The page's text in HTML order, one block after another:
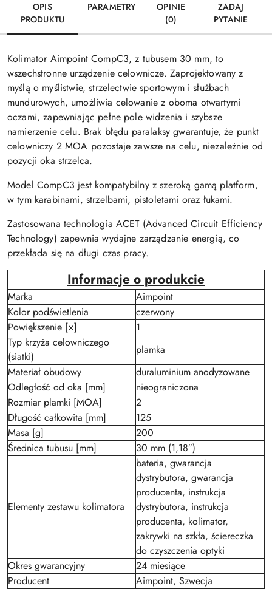
OPIS
PRODUKTU
PARAMETRY
OPINIE
(0)
ZADAJ
PYTANIE
Kolimator Aimpoint CompC3, z tubusem 30 mm, to
wszechstronne urządzenie celownicze. Zaprojektowany z
myślą o myślistwie, strzelectwie sportowym i służbach
mundurowych, umożliwia celowanie z oboma otwartymi
oczami, zapewniając pełne pole widzenia i szybsze
namierzenie celu. Brak błędu paralaksy gwarantuje, że punkt
celowniczy 2 MOA pozostaje zawsze na celu, niezależnie od
pozycji oka strzelca.
Model CompC3 jest kompatybilny z szeroką gamą platform,
w tym karabinami, strzelbami, pistoletami oraz łukami.
Zastosowana technologia ACET (Advanced Circuit Efficiency
Technology) zapewnia wydajne zarządzanie energią, co
przekłada się na długi czas pracy.
Informacje o produkcie
Marka
Aimpoint
Kolor podświetlenia
czerwony
Powiększenie [×]
1
Typ krzyża celowniczego
(siatki)
plamka
Materiał obudowy
duraluminium anodyzowane
Odległość od oka [mm]
nieograniczona
Rozmiar plamki [MOA]
2
Długość całkowita [mm]
125
Masa [g]
200
Średnica tubusu [mm]
30 mm (1,18″)
Elementy zestawu kolimatora
bateria, gwarancja
dystrybutora, gwarancja
producenta, instrukcja
dystrybutora, instrukcja
producenta, kolimator,
zakrywki na szkła, ściereczka
do czyszczenia optyki
Okres gwarancyjny
24 miesiące
Producent
Aimpoint, Szwecja